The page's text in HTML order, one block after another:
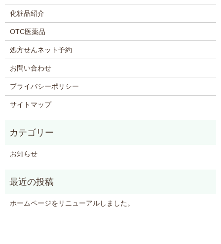
化粧品紹介
OTC医薬品
処方せんネット予約
お問い合わせ
プライバシーポリシー
サイトマップ
お知らせ
ホームページをリニューアルしました。